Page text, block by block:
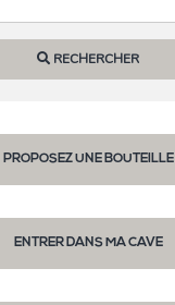
RECHERCHER
PROPOSEZ UNE BOUTEILLE
ENTRER DANS MA CAVE